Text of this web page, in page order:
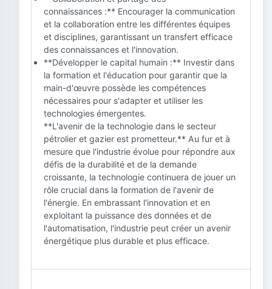
connaissances :** Encourager la communication
et la collaboration entre les différentes équipes
et disciplines, garantissant un transfert efficace
des connaissances et l'innovation.
**Développer le capital humain :** Investir dans
la formation et l'éducation pour garantir que la
main-d'œuvre possède les compétences
nécessaires pour s'adapter et utiliser les
technologies émergentes.
**L'avenir de la technologie dans le secteur
pétrolier et gazier est prometteur.** Au fur et à
mesure que l'industrie évolue pour répondre aux
défis de la durabilité et de la demande
croissante, la technologie continuera de jouer un
rôle crucial dans la formation de l'avenir de
l'énergie. En embrassant l'innovation et en
exploitant la puissance des données et de
l'automatisation, l'industrie peut créer un avenir
énergétique plus durable et plus efficace.